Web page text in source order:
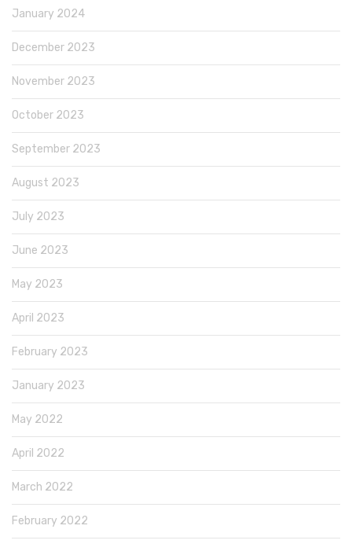
January 2024
December 2023
November 2023
October 2023
September 2023
August 2023
July 2023
June 2023
May 2023
April 2023
February 2023
January 2023
May 2022
April 2022
March 2022
February 2022